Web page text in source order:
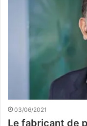
03/06/2021
Le fabricant de